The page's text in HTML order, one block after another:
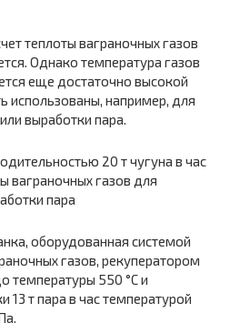
теплоты ваграночных газов
Однако температура газов
еще достаточно высокой
использованы, например, для
выработки пара.
оборудованная системой
газов, рекуператором
температуры 550 °С и
13 т пара в час температурой